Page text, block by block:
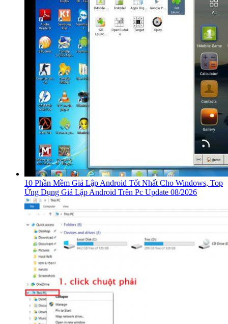
10 Phần Mềm Giả Lập Android Tốt Nhất Cho Windows, Top
Ứng Dụng Giả Lập Android Trên Pc Update 08/2026